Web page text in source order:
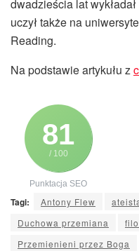
dwadzieścia lat
uczył także na
Reading.
Na podstawie artykułu z
81
/ 100
Punktacja SEO
Tagi: Antony Flew
Duchowa przemiana
Przemienieni przez Boga